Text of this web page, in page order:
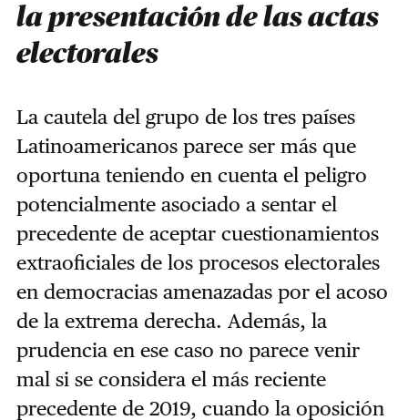
la presentación de las actas
electorales
La cautela del grupo de los tres países
Latinoamericanos parece ser más que
oportuna teniendo en cuenta el peligro
potencialmente asociado a sentar el
precedente de aceptar cuestionamientos
extraoficiales de los procesos electorales
en democracias amenazadas por el acoso
de la extrema derecha. Además, la
prudencia en ese caso no parece venir
mal si se considera el más reciente
precedente de 2019, cuando la oposición